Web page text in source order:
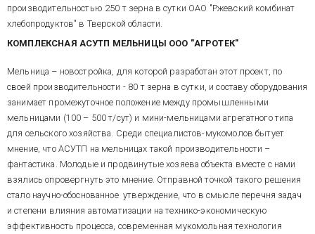
электронных весов готовой
продукции по системе план/
факт, в том числе – выработки,
производительности и выходов
также оперативного
комплексного критерия
технико-экономической
эффективности, в графической
и численной форме,
централизованный контроль
станков, как
процесса измельчения зерна, с
возможностью запоминания
оптимальных с точки зрения
технолога наборов гистограмм,
визуализацию процесса на 3-
хстраничной, автоматически
перелистываемой при пусках и
авариях мнемосхеме,
протоколирование,
архивирование и другие
сервисные функции.
MISSING File Resource:
url=/images/images.aspx?
id_img=994
производительностью 250 т зерна в сутки ОАО "Ржевский комбинат
хлебопродуктов" в Тверской области.
КОМПЛЕКСНАЯ АСУТП МЕЛЬНИЦЫ ООО "АГРОТЕК"
Мельница – новостройка, для которой разработан этот проект, по
своей производительности - 80 т зерна в сутки, и составу оборудования
занимает промежуточное положение между промышленными
мельницами (100 – 500 т/сут) и мини-мельницами агрегатного типа
для сельского хозяйства. Среди специалистов-мукомолов бытует
мнение, что АСУТП на мельницах такой производительности –
фантастика. Молодые и продвинутые хозяева объекта вместе с нами
взялись опровергнуть это мнение. Отправной точкой такого решения
стало научно-обоснованное утверждение, что в смысле перечня задач
и степени влияния автоматизации на технико-экономическую
эффективность процесса, современная мукомольная технология